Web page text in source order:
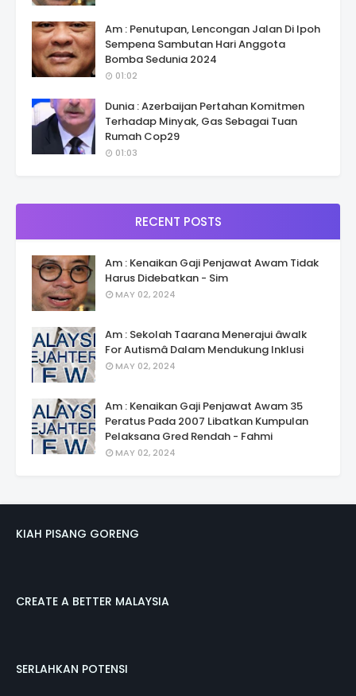
Am : Penutupan, Lencongan Jalan Di Ipoh
Sempena Sambutan Hari Anggota
Bomba Sedunia 2024
01:02
Dunia : Azerbaijan Pertahan Komitmen
Terhadap Minyak, Gas Sebagai Tuan
Rumah Cop29
01:03
RECENT POSTS
Am : Kenaikan Gaji Penjawat Awam Tidak
Harus Didebatkan - Sim
MAY 02, 2024
Am : Sekolah Taarana Menerajui âwalk
For Autismâ Dalam Mendukung Inklusi
MAY 02, 2024
Am : Kenaikan Gaji Penjawat Awam 35
Peratus Pada 2007 Libatkan Kumpulan
Pelaksana Gred Rendah - Fahmi
MAY 02, 2024
KIAH PISANG GORENG
CREATE A BETTER MALAYSIA
SERLAHKAN POTENSI